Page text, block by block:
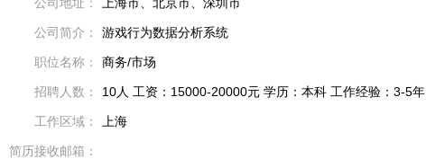
公司简介： 游戏行为数据分析系统
职位名称： 商务/市场
招聘人数： 10人 工资：15000-20000元 学历：本科 工作经验：3-5年
工作区域： 上海
简历接收邮箱：